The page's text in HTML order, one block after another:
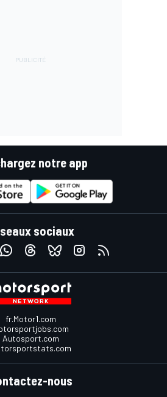
notre app
sociaux
fr.Motor1.com
Autosport.com
nous